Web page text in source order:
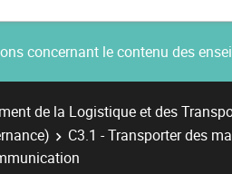
concernant le contenu des
de la Logistique et des
C3.1 - Transporter des